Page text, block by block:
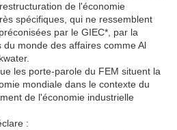
de l'économie
spécifiques, qui ne ressemblent
par le GIEC*, par la
monde des affaires comme Al
les porte-parole du FEM situent la
mondiale dans le contexte du
de l'économie industrielle
: